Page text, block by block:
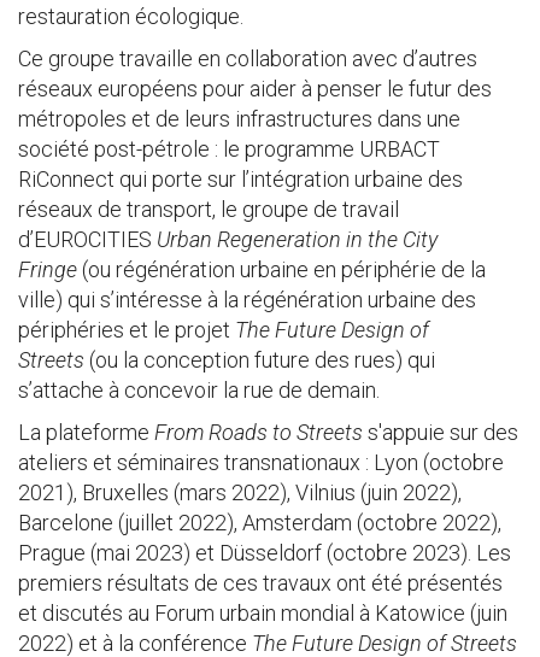
restauration écologique.
Ce groupe travaille en collaboration avec d’autres
réseaux européens pour aider à penser le futur des
métropoles et de leurs infrastructures dans une
société post-pétrole : le programme URBACT
RiConnect qui porte sur l’intégration urbaine des
réseaux de transport, le groupe de travail
d’EUROCITIES Urban Regeneration in the City
Fringe (ou régénération urbaine en périphérie de la
ville) qui s’intéresse à la régénération urbaine des
périphéries et le projet The Future Design of
Streets (ou la conception future des rues) qui
s’attache à concevoir la rue de demain.
La plateforme From Roads to Streets s'appuie sur des
ateliers et séminaires transnationaux : Lyon (octobre
2021), Bruxelles (mars 2022), Vilnius (juin 2022),
Barcelone (juillet 2022), Amsterdam (octobre 2022),
Prague (mai 2023) et Düsseldorf (octobre 2023). Les
premiers résultats de ces travaux ont été présentés
et discutés au Forum urbain mondial à Katowice (juin
2022) et à la conférence The Future Design of Streets